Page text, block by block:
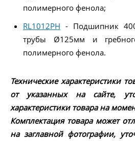
полимерного фенола;
RL1012PH - Подшипник
трубы Ø125мм и
полимерного фенола.
Технические характеристики
от указанных на сайте,
характеристики товара на
Комплектация товара может
на заглавной фотографии,